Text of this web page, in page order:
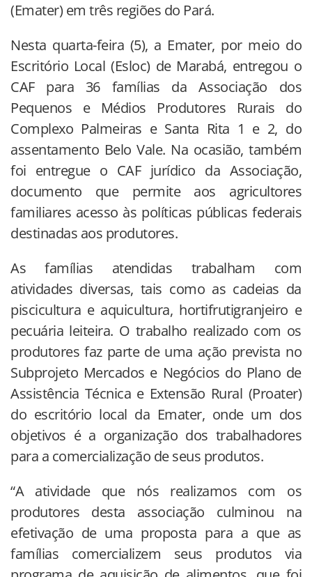
(Emater) em três regiões do Pará.
Nesta quarta-feira (5), a Emater, por meio do
Escritório Local (Esloc) de Marabá, entregou o
CAF para 36 famílias da Associação dos
Pequenos e Médios Produtores Rurais do
Complexo Palmeiras e Santa Rita 1 e 2, do
assentamento Belo Vale. Na ocasião, também
foi entregue o CAF jurídico da Associação,
documento que permite aos agricultores
familiares acesso às políticas públicas federais
destinadas aos produtores.
As famílias atendidas trabalham com
atividades diversas, tais como as cadeias da
piscicultura e aquicultura, hortifrutigranjeiro e
pecuária leiteira. O trabalho realizado com os
produtores faz parte de uma ação prevista no
Subprojeto Mercados e Negócios do Plano de
Assistência Técnica e Extensão Rural (Proater)
do escritório local da Emater, onde um dos
objetivos é a organização dos trabalhadores
para a comercialização de seus produtos.
“A atividade que nós realizamos com os
produtores desta associação culminou na
efetivação de uma proposta para a que as
famílias comercializem seus produtos via